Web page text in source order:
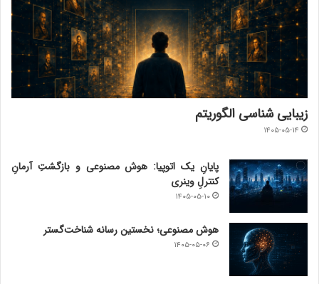
زیبایی شناسی الگوریتم
۱۴۰۵-۰۵-۱۴
پایانِ یک اتوپیا: هوش مصنوعی و بازگشتِ آرمانِ
کنترلِ وینری
۱۴۰۵-۰۵-۱۰
هوش مصنوعی؛ نخستین رسانه شناخت‌گستر
۱۴۰۵-۰۵-۰۶